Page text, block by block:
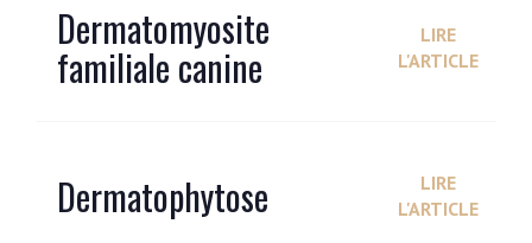
Dermatomyosite
familiale canine
LIRE
L'ARTICLE
Dermatophytose
LIRE
L'ARTICLE